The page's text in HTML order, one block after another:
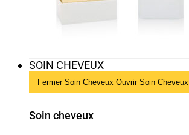
SOIN CHEVEUX
Fermer Soin Cheveux Ouvrir Soin Cheveux
Soin cheveux